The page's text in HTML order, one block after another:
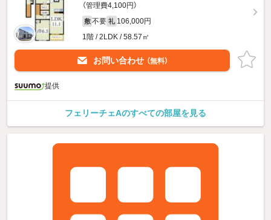
（管理費4,100円）
敷 不要 礼 106,000円
1階 / 2LDK / 58.57㎡
お問い合わせ （無料）
提供
フェリーチェAのすべての部屋を見る